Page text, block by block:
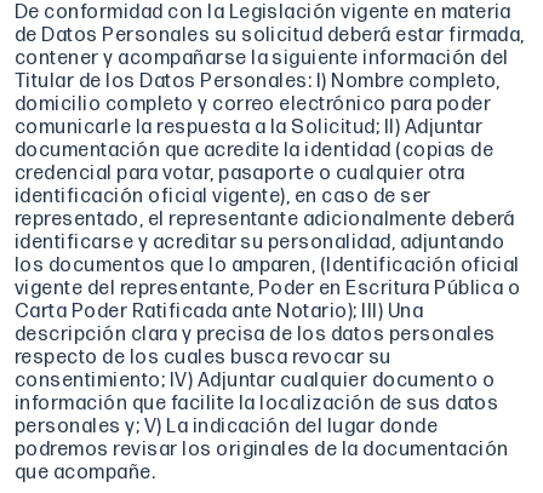
De conformidad con la Legislación vigente en materia
de Datos Personales su solicitud deberá estar firmada,
contener y acompañarse la siguiente información del
Titular de los Datos Personales: I) Nombre completo,
domicilio completo y correo electrónico para poder
comunicarle la respuesta a la Solicitud; II) Adjuntar
documentación que acredite la identidad (copias de
credencial para votar, pasaporte o cualquier otra
identificación oficial vigente), en caso de ser
representado, el representante adicionalmente deberá
identificarse y acreditar su personalidad, adjuntando
los documentos que lo amparen, (Identificación oficial
vigente del representante, Poder en Escritura Pública o
Carta Poder Ratificada ante Notario); III) Una
descripción clara y precisa de los datos personales
respecto de los cuales busca revocar su
consentimiento; IV) Adjuntar cualquier documento o
información que facilite la localización de sus datos
personales y; V) La indicación del lugar donde
podremos revisar los originales de la documentación
que acompañe.